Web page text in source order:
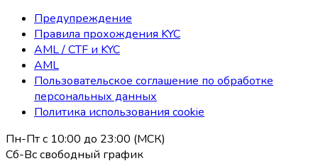
Предупреждение
Правила прохождения KYC
AML / CTF и KYC
AML
Пользовательское соглашение по обработке
персональных данных
Политика использования coоkie
Пн-Пт с 10:00 до 23:00 (МСК)
Сб-Вс свободный график